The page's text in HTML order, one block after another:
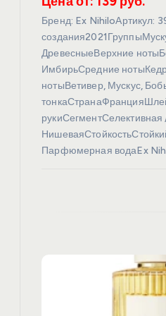
Бренд: Ex NihiloАртикул:
ДревесныеВерхние
ИмбирьСредние
нотыВетивер, Мускус,
рукиСегментСелективная
Парфюмерная водаEx